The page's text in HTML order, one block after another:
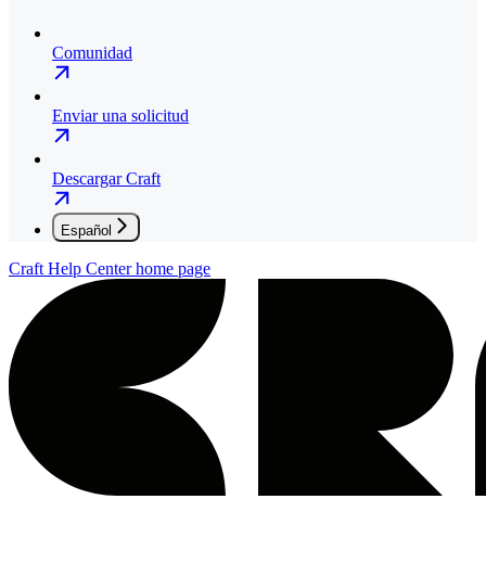
Comunidad
Enviar una solicitud
Descargar Craft
Español
Craft Help Centerhome page